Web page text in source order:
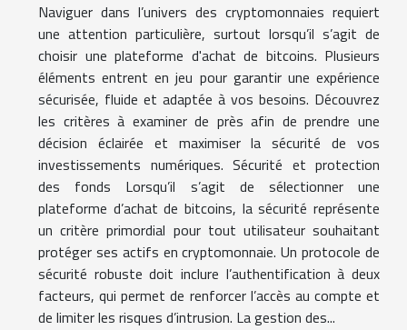
Naviguer dans l’univers des cryptomonnaies requiert
une attention particulière, surtout lorsqu’il s’agit de
choisir une plateforme d'achat de bitcoins. Plusieurs
éléments entrent en jeu pour garantir une expérience
sécurisée, fluide et adaptée à vos besoins. Découvrez
les critères à examiner de près afin de prendre une
décision éclairée et maximiser la sécurité de vos
investissements numériques. Sécurité et protection
des fonds Lorsqu’il s’agit de sélectionner une
plateforme d’achat de bitcoins, la sécurité représente
un critère primordial pour tout utilisateur souhaitant
protéger ses actifs en cryptomonnaie. Un protocole de
sécurité robuste doit inclure l’authentification à deux
facteurs, qui permet de renforcer l’accès au compte et
de limiter les risques d’intrusion. La gestion des...